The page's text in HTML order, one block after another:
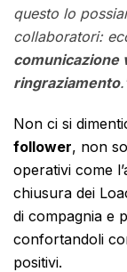
questo lo
collaboratori:
comunicazione
ringraziamento
Non ci si
follower, non
operativi come
chiusura dei
di compagnia e
confortandoli
positivi.